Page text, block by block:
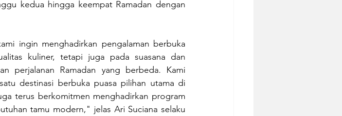
kedua hingga keempat Ramadan dengan
ingin menghadirkan pengalaman berbuka
kuliner, tetapi juga pada suasana dan
perjalanan Ramadan yang berbeda. Kami
destinasi berbuka puasa pilihan utama di
terus berkomitmen menghadirkan program
tamu modern," jelas Ari Suciana selaku